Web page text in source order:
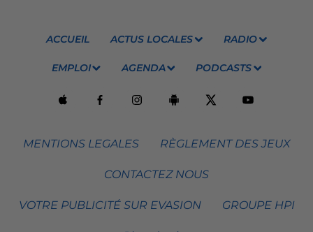
ACCUEIL ACTUS LOCALES RADIO
EMPLOI AGENDA PODCASTS
MENTIONS LEGALES RÈGLEMENT DES JEUX
CONTACTEZ NOUS
VOTRE PUBLICITÉ SUR EVASION GROUPE HPI